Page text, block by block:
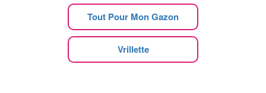
Tout Pour Mon Gazon
Vrillette